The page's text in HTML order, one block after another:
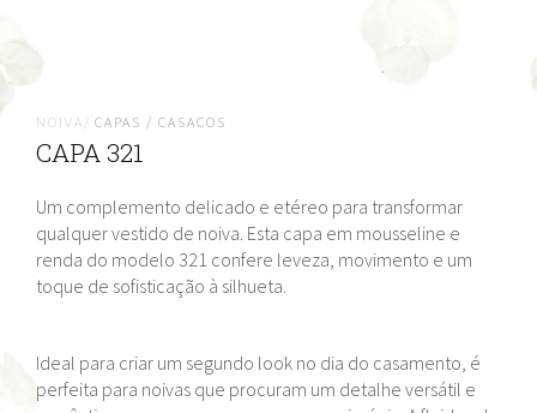
NOIVA/ CAPAS / CASACOS
CAPA 321
Um complemento delicado e etéreo para transformar
qualquer vestido de noiva. Esta capa em mousseline e
renda do modelo 321 confere leveza, movimento e um
toque de sofisticação à silhueta.
Ideal para criar um segundo look no dia do casamento, é
perfeita para noivas que procuram um detalhe versátil e